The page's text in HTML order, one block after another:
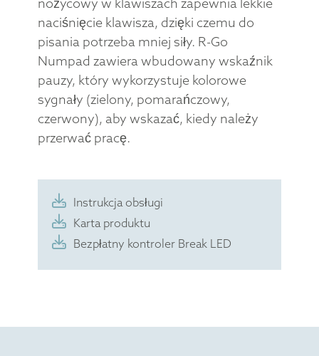
nożycowy w klawiszach zapewnia lekkie
naciśnięcie klawisza, dzięki czemu do
pisania potrzeba mniej siły. R-Go
Numpad zawiera wbudowany wskaźnik
pauzy, który wykorzystuje kolorowe
sygnały (zielony, pomarańczowy,
czerwony), aby wskazać, kiedy należy
przerwać pracę.
Instrukcja obsługi
Karta produktu
Bezpłatny kontroler Break LED